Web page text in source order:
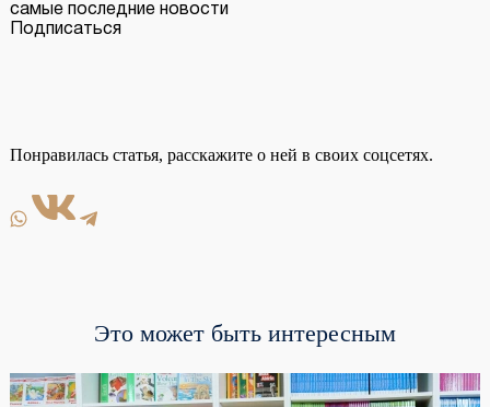
самые последние новости
Подписаться
Понравилась статья, расскажите о ней в своих соцсетях.
Это может быть интересным